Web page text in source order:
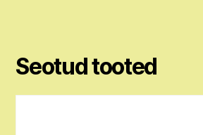
Seotud tooted